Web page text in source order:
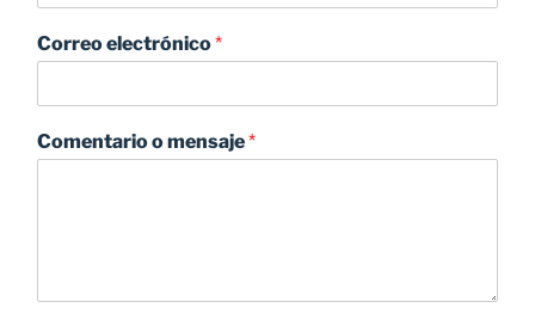
Correo electrónico*
Comentario o mensaje*